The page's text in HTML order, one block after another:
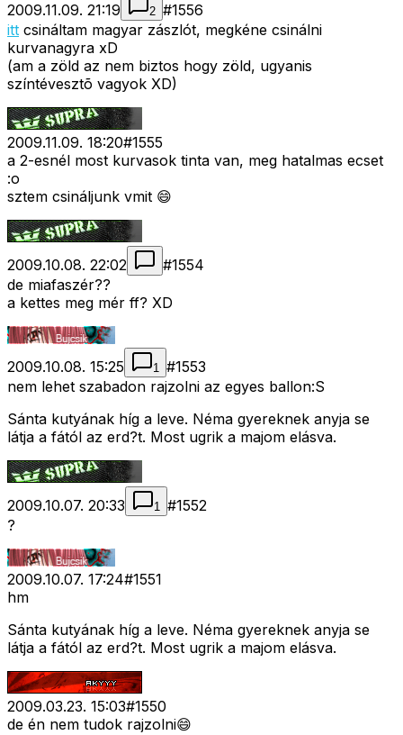
2009.11.09. 21:19 2 #1556
itt csináltam magyar zászlót, megkéne csinálni
kurvanagyra xD
(am a zöld az nem biztos hogy zöld, ugyanis
színtévesztõ vagyok XD)
2009.11.09. 18:20#1555
a 2-esnél most kurvasok tinta van, meg hatalmas ecset
:o
sztem csináljunk vmit 😄
2009.10.08. 22:02 #1554
de miafaszér??
a kettes meg mér ff? XD
2009.10.08. 15:25 1 #1553
nem lehet szabadon rajzolni az egyes ballon:S
Sánta kutyának híg a leve. Néma gyereknek anyja se
látja a fától az erd?t. Most ugrik a majom elásva.
2009.10.07. 20:33 1 #1552
?
2009.10.07. 17:24#1551
hm
Sánta kutyának híg a leve. Néma gyereknek anyja se
látja a fától az erd?t. Most ugrik a majom elásva.
2009.03.23. 15:03#1550
de én nem tudok rajzolni😄